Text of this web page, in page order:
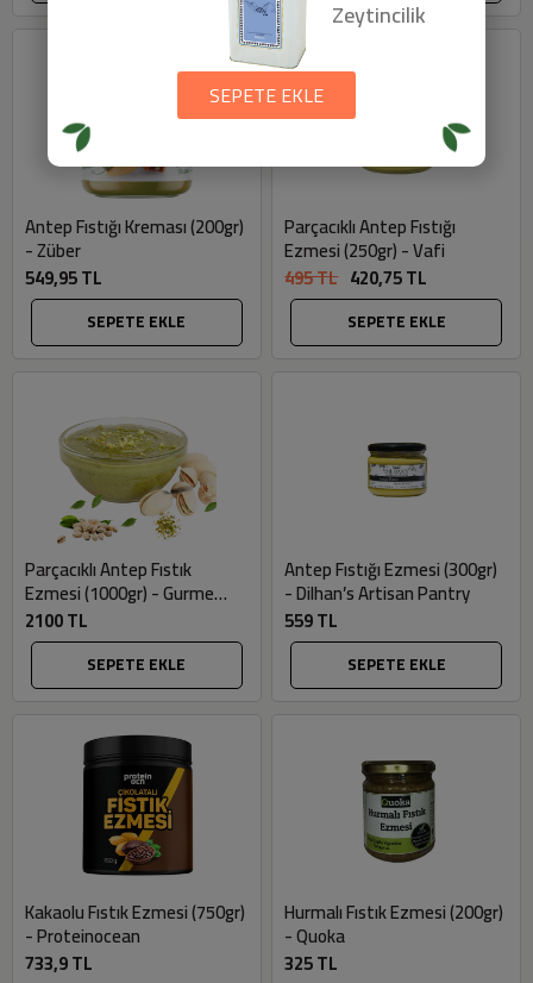
Antep Fıstığı Kreması (200gr)
- Züber
549,95 TL
SEPETE EKLE
Parçacıklı Antep Fıstığı
Ezmesi (250gr) - Vafi
495 TL 420,75 TL
SEPETE EKLE
Parçacıklı Antep Fıstık
Ezmesi (1000gr) - Gurme
Market
2100 TL
SEPETE EKLE
Antep Fıstığı Ezmesi (300gr)
- Dilhan’s Artisan Pantry
559 TL
SEPETE EKLE
Kakaolu Fıstık Ezmesi (750gr)
- Proteinocean
733,9 TL
Hurmalı Fıstık Ezmesi (200gr)
- Quoka
325 TL
Zeytincilik
SEPETE EKLE